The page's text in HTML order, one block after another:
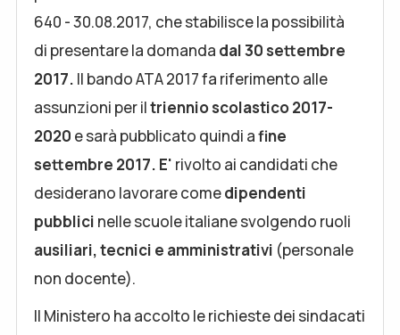
640 - 30.08.2017, che stabilisce la possibilità
di presentare la domanda dal30 settembre
2017. Il bando ATA 2017 fa riferimento alle
assunzioni per iltriennio scolastico 2017-
2020 e sarà pubblicato quindi afine
settembre 2017. E' rivolto ai candidati che
desiderano lavorare comedipendenti
pubblici nelle scuole italiane svolgendo ruoli
ausiliari, tecnici e amministrativi (personale
non docente).
Il Ministero ha accolto le richieste dei sindacati